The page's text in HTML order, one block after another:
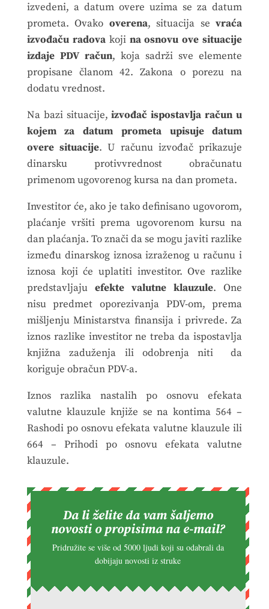
izvedeni, a datum overe uzima se za datum
prometa. Ovako overena, situacija sevraća
izvođaču radovakoji na osnovu ove situacije
izdaje PDV račun, koja sadrži sve elemente
propisane članom 42. Zakona o porezu na
dodatu vrednost.
Na bazi situacije, izvođač ispostavlja račun u
kojem za datum prometa upisuje datum
overe situacije. U računu izvođač prikazuje
dinarsku protivvrednost obračunatu
primenom ugovorenog kursa na dan prometa.
Investitor će, ako je tako definisano ugovorom,
plaćanje vršiti prema ugovorenom kursu na
dan plaćanja. To znači da se mogu javiti razlike
između dinarskog iznosa izraženog u računu i
iznosa koji će uplatiti investitor. Ove razlike
predstavljaju efekte valutne klauzule. One
nisu predmet oporezivanja PDV-om, prema
mišljenju Ministarstva finansija i privrede. Za
iznos razlike investitor ne treba da ispostavlja
knjižna zaduženja ili odobrenja niti da
koriguje obračun PDV-a.
Iznos razlika nastalih po osnovu efekata
valutne klauzule knjiže se na kontima 564 –
Rashodi po osnovu efekata valutne klauzule ili
664 – Prihodi po osnovu efekata valutne
klauzule.
Da li želite da vam šaljemo
novosti o propisima na e-mail?
Pridružite se više od 5000 ljudi koji su odabrali da
dobijaju novosti iz struke